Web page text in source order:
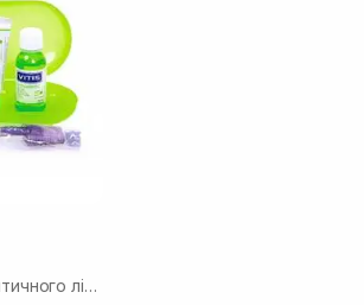
Набір під час ортодонтичного лікування